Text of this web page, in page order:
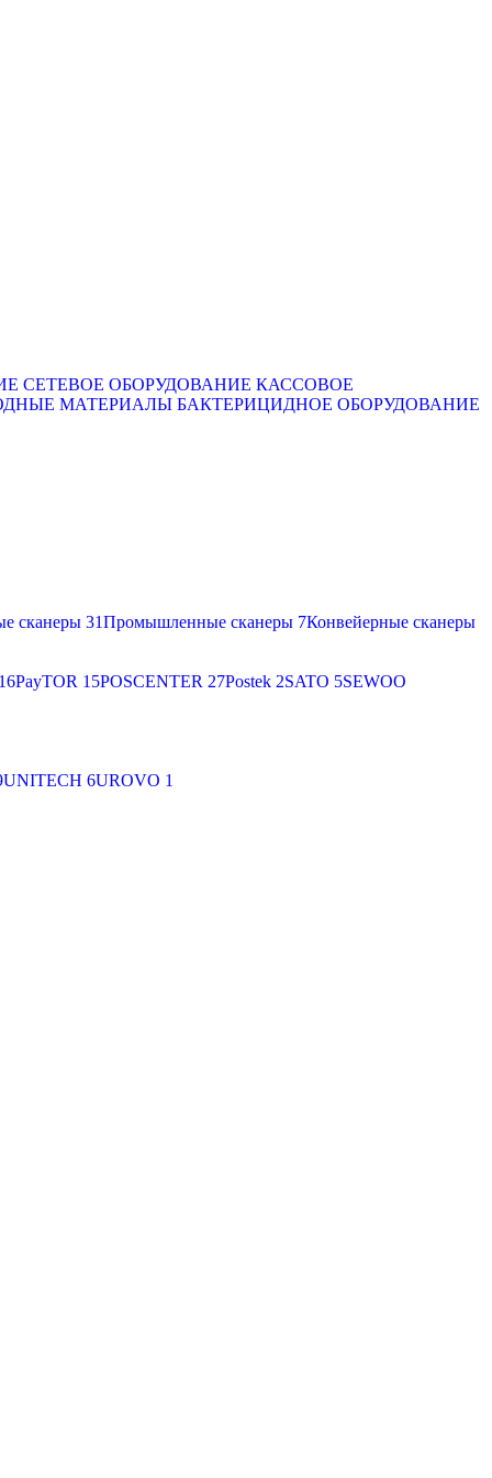
СЕТЕВОЕ ОБОРУДОВАНИЕ КАССОВОЕ
МАТЕРИАЛЫ БАКТЕРИЦИДНОЕ ОБОРУДОВАНИЕ
сканеры 31Промышленные сканеры 7Конвейерные сканеры
16PayTOR 15POSCENTER 27Postek 2SATO 5SEWOO
UNITECH 6UROVO 1